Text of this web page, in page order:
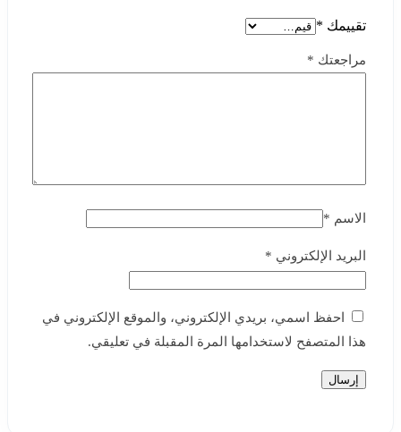
تقييمك *
مراجعتك *
الاسم *
البريد الإلكتروني *
احفظ اسمي، بريدي الإلكتروني، والموقع الإلكتروني في
هذا المتصفح لاستخدامها المرة المقبلة في تعليقي.